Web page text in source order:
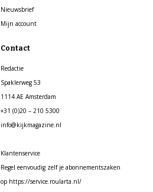
Nieuwsbrief
Mijn account
Contact
Redactie
Spaklerweg 53
1114 AE Amsterdam
+31 (0)20 – 210 5300
info@kijkmagazine.nl
Klantenservice
Regel eenvoudig zelf je abonnementszaken
op https://service.roularta.nl/